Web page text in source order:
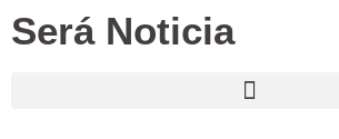
Será Noticia